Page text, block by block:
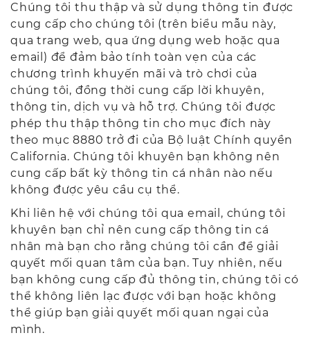
Chúng tôi thu thập và sử dụng thông tin được
cung cấp cho chúng tôi (trên biểu mẫu này,
qua trang web, qua ứng dụng web hoặc qua
email) để đảm bảo tính toàn vẹn của các
chương trình khuyến mãi và trò chơi của
chúng tôi, đồng thời cung cấp lời khuyên,
thông tin, dịch vụ và hỗ trợ. Chúng tôi được
phép thu thập thông tin cho mục đích này
theo mục 8880 trở đi của Bộ luật Chính quyền
California. Chúng tôi khuyên bạn không nên
cung cấp bất kỳ thông tin cá nhân nào nếu
không được yêu cầu cụ thể.
Khi liên hệ với chúng tôi qua email, chúng tôi
khuyên bạn chỉ nên cung cấp thông tin cá
nhân mà bạn cho rằng chúng tôi cần để giải
quyết mối quan tâm của bạn. Tuy nhiên, nếu
bạn không cung cấp đủ thông tin, chúng tôi có
thể không liên lạc được với bạn hoặc không
thể giúp bạn giải quyết mối quan ngại của
mình.